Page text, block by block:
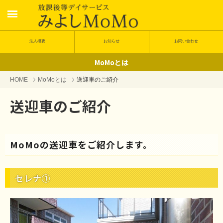
法人概要 お知らせ お問い合わせ
MoMoとは
HOME MoMoとは 送迎車のご紹介
送迎車のご紹介
MoMoの送迎車をご紹介します。
セレナ①